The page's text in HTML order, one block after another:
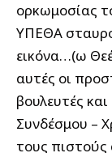
ορκωμοσίας
ΥΠΕΘΑ
εικόνα…(ω
αυτές οι
βουλευτές
Συνδέσμου –
τους πιστούς